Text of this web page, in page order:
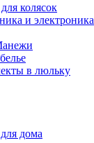
колясок
и электроника
в люльку
дома